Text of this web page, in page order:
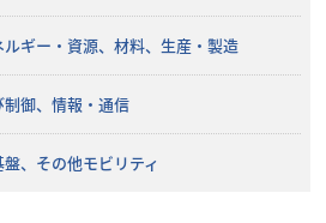
ギー・資源、材料、生産・製造
制御、情報・通信
、その他モビリティ